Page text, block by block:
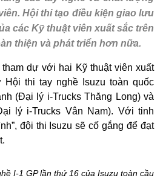
Hội thi tạo điều kiện giao lưu
các Kỹ thuật viên xuất sắc trên
thiện và phát triển hơn nữa.
dự với hai Kỹ thuật viên xuất
thi tay nghề Isuzu toàn quốc
(Đại lý i-Trucks Thăng Long) và
lý i-Trucks Vân Nam). Với tinh
đội thi Isuzu sẽ cố gắng để đạt
I-1 GP lần thứ 16 của Isuzu toàn cầu